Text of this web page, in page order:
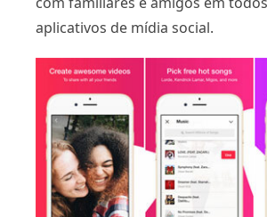
aplicativos de mídia social.